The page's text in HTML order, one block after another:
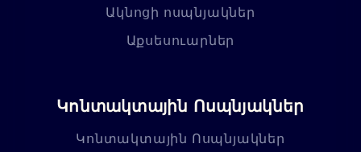
Ակնոցի ոսպնյակներ
Աքսեսուարներ
Կոնտակտային Ոսպնյակներ
Կոնտակտային Ոսպնյակներ